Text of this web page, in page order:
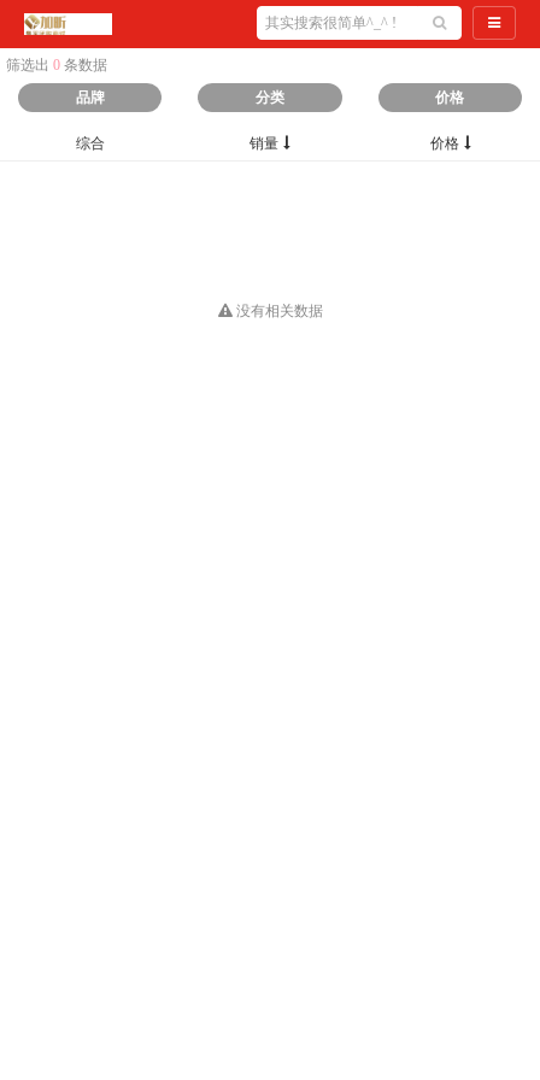
导航切
筛选出 0 条数据
品牌
分类 价格
综合 销量 价格
没有相关数据